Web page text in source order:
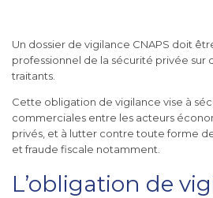
Un dossier de vigilance CNAPS doit
professionnel de la sécurité privée sur
traitants.
Cette obligation de vigilance vise à
commerciales entre les acteurs
privés, et à lutter contre toute forme
et fraude fiscale notamment.
L’obligation de